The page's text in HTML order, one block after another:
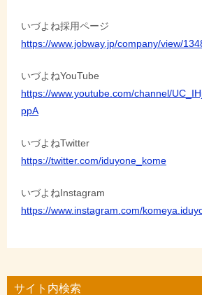
いづよね採用ページ
https://www.jobway.jp/company/view/
いづよねYouTube
https://www.youtube.com/channel/
ppA
いづよねTwitter
https://twitter.com/iduyone_kome
いづよねInstagram
https://www.instagram.com/
サイト内検索